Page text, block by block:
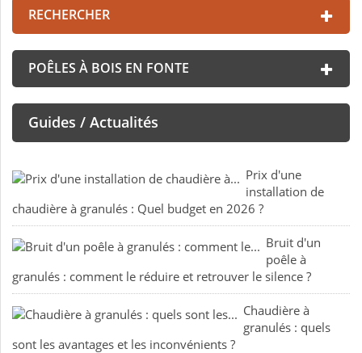
RECHERCHER
POÊLES À BOIS EN FONTE
Guides / Actualités
Prix d'une
installation de
chaudière à granulés : Quel budget en 2026 ?
Bruit d'un
poêle à
granulés : comment le réduire et retrouver le silence ?
Chaudière à
granulés : quels
sont les avantages et les inconvénients ?